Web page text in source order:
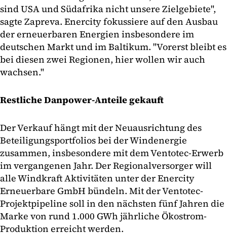
sind USA und Südafrika nicht unsere Zielgebiete",
sagte Zapreva. Enercity fokussiere auf den Ausbau
der erneuerbaren Energien insbesondere im
deutschen Markt und im Baltikum. "Vorerst bleibt es
bei diesen zwei Regionen, hier wollen wir auch
wachsen."
Restliche Danpower-Anteile gekauft
Der Verkauf hängt mit der Neuausrichtung des
Beteiligungsportfolios bei der Windenergie
zusammen, insbesondere mit dem Ventotec-Erwerb
im vergangenen Jahr. Der Regionalversorger will
alle Windkraft Aktivitäten unter der Enercity
Erneuerbare GmbH bündeln. Mit der Ventotec-
Projektpipeline soll in den nächsten fünf Jahren die
Marke von rund 1.000 GWh jährliche Ökostrom-
Produktion erreicht werden.